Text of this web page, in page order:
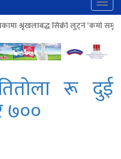
लुट्ने ‘कर्मा समूह’का नाइकेसहित पाँच
रू दुई
७००